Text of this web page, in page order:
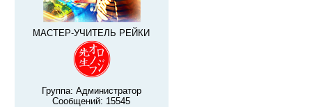
МАСТЕР-УЧИТЕЛЬ РЕЙКИ
Группа: Администратор
Сообщений: 15545